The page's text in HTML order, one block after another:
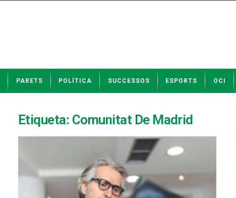
t
PARETS POLÍTICA SUCCESSOS ESPORTS OCI
Etiqueta: Comunitat De Madrid